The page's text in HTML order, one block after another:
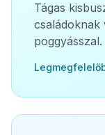
Tágas
poggyásszal.